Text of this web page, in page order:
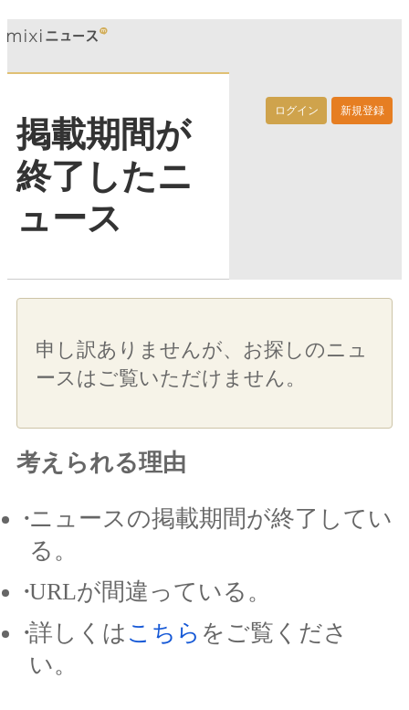
ログイン 新規登録
掲載期間が
終了したニ
ュース
申し訳ありませんが、お探しのニュ
ースはご覧いただけません。
考えられる理由
ニュースの掲載期間が終了してい
る。
URLが間違っている。
詳しくは こちら をご覧くださ
い。